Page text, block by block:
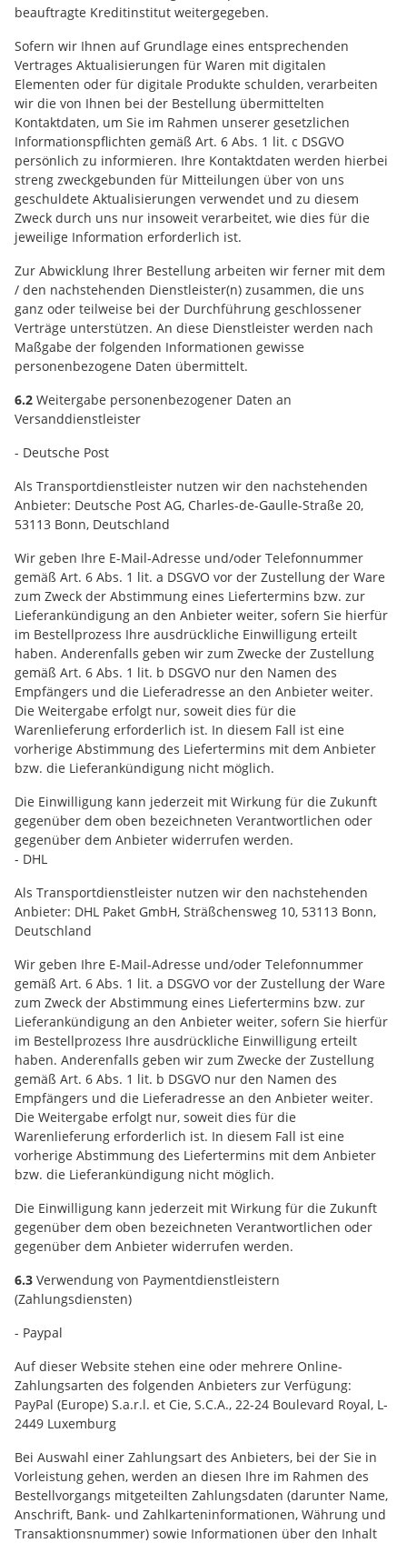
beauftragte Kreditinstitut weitergegeben.
Sofern wir Ihnen auf Grundlage eines entsprechenden
Vertrages Aktualisierungen für Waren mit digitalen
Elementen oder für digitale Produkte schulden, verarbeiten
wir die von Ihnen bei der Bestellung übermittelten
Kontaktdaten, um Sie im Rahmen unserer gesetzlichen
Informationspflichten gemäß Art. 6 Abs. 1 lit. c DSGVO
persönlich zu informieren. Ihre Kontaktdaten werden hierbei
streng zweckgebunden für Mitteilungen über von uns
geschuldete Aktualisierungen verwendet und zu diesem
Zweck durch uns nur insoweit verarbeitet, wie dies für die
jeweilige Information erforderlich ist.
Zur Abwicklung Ihrer Bestellung arbeiten wir ferner mit dem
/ den nachstehenden Dienstleister(n) zusammen, die uns
ganz oder teilweise bei der Durchführung geschlossener
Verträge unterstützen. An diese Dienstleister werden nach
Maßgabe der folgenden Informationen gewisse
personenbezogene Daten übermittelt.
6.2 Weitergabe personenbezogener Daten an
Versanddienstleister
- Deutsche Post
Als Transportdienstleister nutzen wir den nachstehenden
Anbieter: Deutsche Post AG, Charles-de-Gaulle-Straße 20,
53113 Bonn, Deutschland
Wir geben Ihre E-Mail-Adresse und/oder Telefonnummer
gemäß Art. 6 Abs. 1 lit. a DSGVO vor der Zustellung der Ware
zum Zweck der Abstimmung eines Liefertermins bzw. zur
Lieferankündigung an den Anbieter weiter, sofern Sie hierfür
im Bestellprozess Ihre ausdrückliche Einwilligung erteilt
haben. Anderenfalls geben wir zum Zwecke der Zustellung
gemäß Art. 6 Abs. 1 lit. b DSGVO nur den Namen des
Empfängers und die Lieferadresse an den Anbieter weiter.
Die Weitergabe erfolgt nur, soweit dies für die
Warenlieferung erforderlich ist. In diesem Fall ist eine
vorherige Abstimmung des Liefertermins mit dem Anbieter
bzw. die Lieferankündigung nicht möglich.
Die Einwilligung kann jederzeit mit Wirkung für die Zukunft
gegenüber dem oben bezeichneten Verantwortlichen oder
gegenüber dem Anbieter widerrufen werden.
- DHL
Als Transportdienstleister nutzen wir den nachstehenden
Anbieter: DHL Paket GmbH, Sträßchensweg 10, 53113 Bonn,
Deutschland
Wir geben Ihre E-Mail-Adresse und/oder Telefonnummer
gemäß Art. 6 Abs. 1 lit. a DSGVO vor der Zustellung der Ware
zum Zweck der Abstimmung eines Liefertermins bzw. zur
Lieferankündigung an den Anbieter weiter, sofern Sie hierfür
im Bestellprozess Ihre ausdrückliche Einwilligung erteilt
haben. Anderenfalls geben wir zum Zwecke der Zustellung
gemäß Art. 6 Abs. 1 lit. b DSGVO nur den Namen des
Empfängers und die Lieferadresse an den Anbieter weiter.
Die Weitergabe erfolgt nur, soweit dies für die
Warenlieferung erforderlich ist. In diesem Fall ist eine
vorherige Abstimmung des Liefertermins mit dem Anbieter
bzw. die Lieferankündigung nicht möglich.
Die Einwilligung kann jederzeit mit Wirkung für die Zukunft
gegenüber dem oben bezeichneten Verantwortlichen oder
gegenüber dem Anbieter widerrufen werden.
6.3 Verwendung von Paymentdienstleistern
(Zahlungsdiensten)
- Paypal
Auf dieser Website stehen eine oder mehrere Online-
Zahlungsarten des folgenden Anbieters zur Verfügung:
PayPal (Europe) S.a.r.l. et Cie, S.C.A., 22-24 Boulevard Royal, L-
2449 Luxemburg
Bei Auswahl einer Zahlungsart des Anbieters, bei der Sie in
Vorleistung gehen, werden an diesen Ihre im Rahmen des
Bestellvorgangs mitgeteilten Zahlungsdaten (darunter Name,
Anschrift, Bank- und Zahlkarteninformationen, Währung und
Transaktionsnummer) sowie Informationen über den Inhalt